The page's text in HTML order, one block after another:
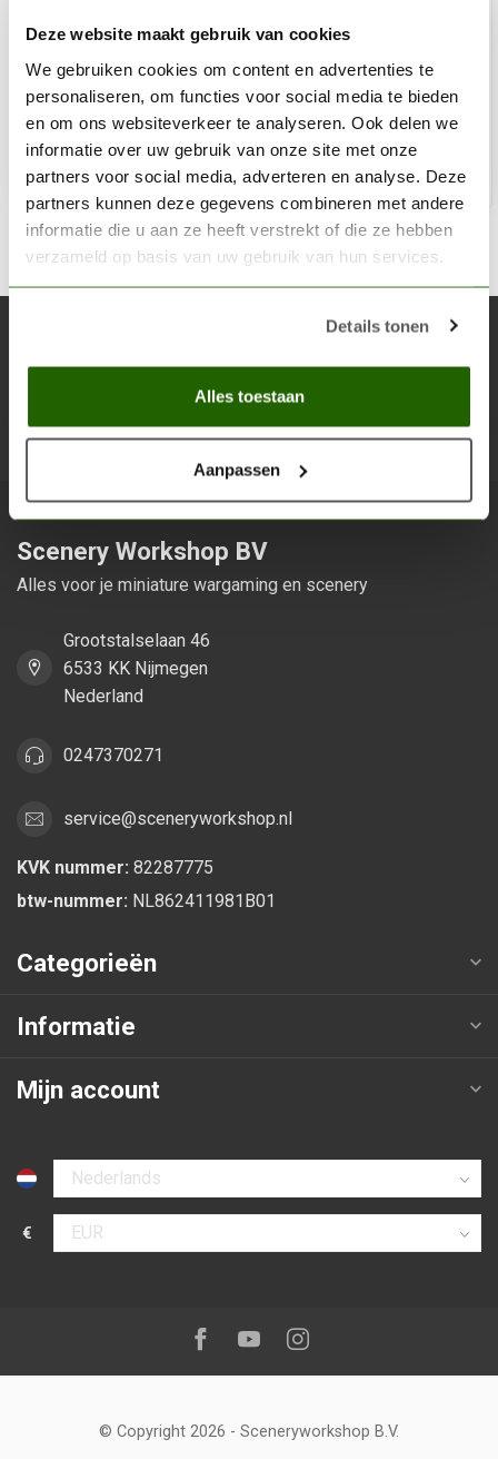
Deze website maakt gebruik van cookies
We gebruiken cookies om content en advertenties te
personaliseren, om functies voor social media te bieden
en om ons websiteverkeer te analyseren. Ook delen we
informatie over uw gebruik van onze site met onze
partners voor social media, adverteren en analyse. Deze
partners kunnen deze gegevens combineren met andere
informatie die u aan ze heeft verstrekt of die ze hebben
verzameld op basis van uw gebruik van hun services.
Details tonen
Alles toestaan
Aanpassen
Fur Brown - Colour Primer - CP3016
€13,53
Niet op voorraad
Blijf op de hoogte over onze laatste acties
Scenery Workshop BV
Alles voor je miniature wargaming en scenery
Grootstalselaan 46
6533 KK Nijmegen
Nederland
0247370271
service@sceneryworkshop.nl
KVK nummer: 82287775
btw-nummer: NL862411981B01
Categorieën
Informatie
Mijn account
Selecteer taal
€
Selecteer valuta
Volg ons op:Facebook
YoutubeInstagram
© Copyright 2026 - Sceneryworkshop B.V.